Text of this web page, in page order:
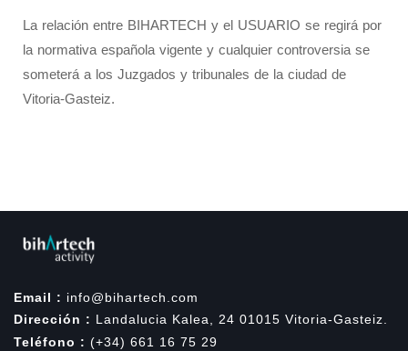
La relación entre BIHARTECH y el USUARIO se regirá por
la normativa española vigente y cualquier controversia se
someterá a los Juzgados y tribunales de la ciudad de
Vitoria-Gasteiz.
Email : info@bihartech.com
Dirección : Landalucia Kalea, 24 01015 Vitoria-Gasteiz.
Teléfono : (+34) 661 16 75 29